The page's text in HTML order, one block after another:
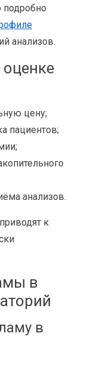
подробно
анализов.
цену;
пациентов;
анализов.
к
в
в